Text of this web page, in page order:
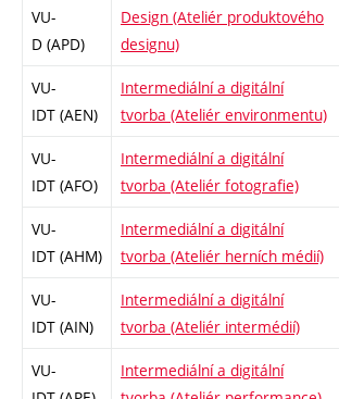
VU-
D (APD)
Design (Ateliér produktového
designu)
VU-
IDT (AEN)
Intermediální a digitální
tvorba (Ateliér environmentu)
VU-
IDT (AFO)
Intermediální a digitální
tvorba (Ateliér fotografie)
VU-
IDT (AHM)
Intermediální a digitální
tvorba (Ateliér herních médií)
VU-
IDT (AIN)
Intermediální a digitální
tvorba (Ateliér intermédií)
VU-
Intermediální a digitální